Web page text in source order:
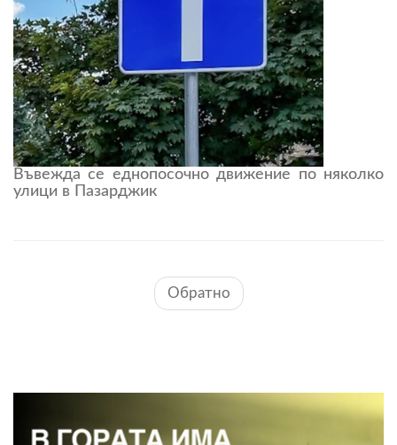
Въвежда се еднопосочно движение по няколко
улици в Пазарджик
Обратно